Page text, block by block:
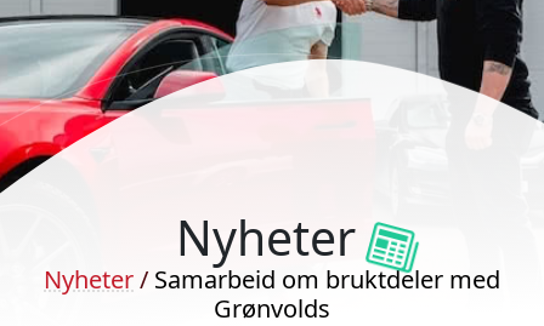
Nyheter
Nyheter/ Samarbeid om bruktdeler med
Grønvolds